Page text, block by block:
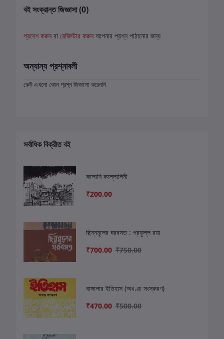
বই সংক্রান্ত জিজ্ঞাসা (0)
প্রবেশ করুন বা রেজিস্টার করুন আপনার প্রশ্ন পাঠানোর জন্য
অন্যান্য প্রশ্নাবলী
কেউ এখনো কোন প্রশ্ন জিজ্ঞাসা করেননি
সর্বাধিক বিক্রীত বই
কলোনি কল্লোলিনী
₹200.00
ছিন্নমূলের ঘরবসত : প্রফুল্ল রায়
₹700.00 ₹750.00
বাঙ্গালার ইতিহাস (অখণ্ড সংস্করণ)
₹470.00 ₹500.00